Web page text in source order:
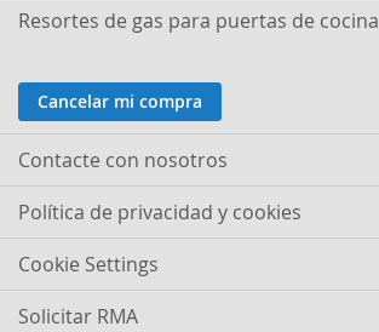
Resortes de gas para puertas de cocina
Cancelar mi compra
Contacte con nosotros
Política de privacidad y cookies
Cookie Settings
Solicitar RMA